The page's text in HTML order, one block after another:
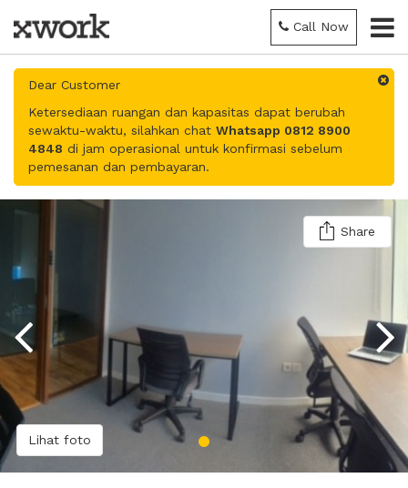
Call Now
Dear Customer
Ketersediaan ruangan dan kapasitas dapat berubah
sewaktu-waktu, silahkan chat Whatsapp 0812 8900
4848 di jam operasional untuk konfirmasi sebelum
pemesanan dan pembayaran.
Lihat foto
Share